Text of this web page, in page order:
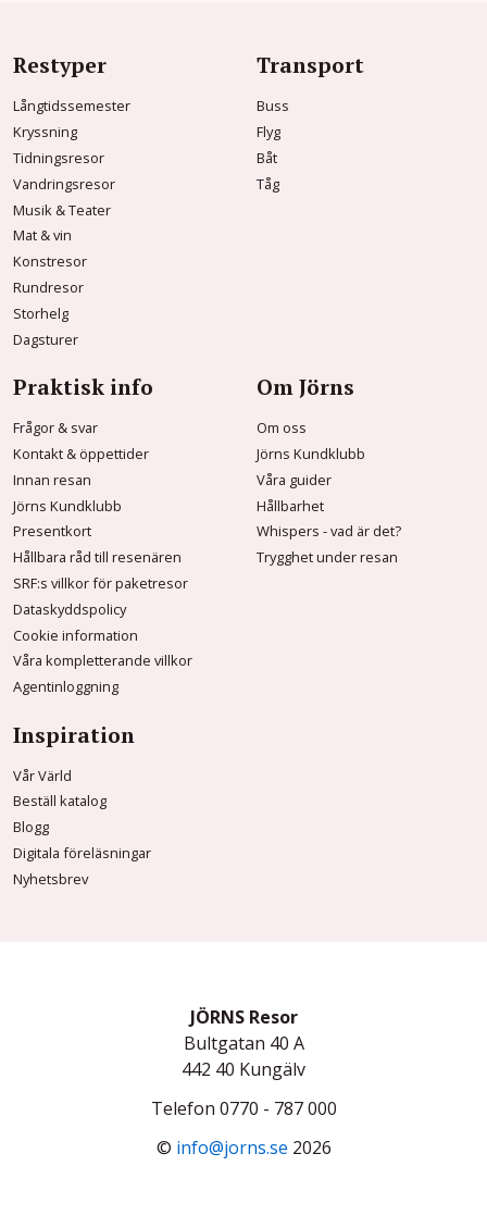
Restyper
Långtidssemester
Kryssning
Tidningsresor
Vandringsresor
Musik & Teater
Mat & vin
Konstresor
Rundresor
Storhelg
Dagsturer
Transport
Buss
Flyg
Båt
Tåg
Praktisk info
Frågor & svar
Kontakt & öppettider
Innan resan
Jörns Kundklubb
Presentkort
Hållbara råd till resenären
SRF:s villkor för paketresor
Dataskyddspolicy
Cookie information
Våra kompletterande villkor
Agentinloggning
Om Jörns
Om oss
Jörns Kundklubb
Våra guider
Hållbarhet
Whispers - vad är det?
Trygghet under resan
Inspiration
Vår Värld
Beställ katalog
Blogg
Digitala föreläsningar
Nyhetsbrev
JÖRNS Resor
Bultgatan 40 A
442 40 Kungälv
Telefon 0770 - 787 000
© info@jorns.se 2026